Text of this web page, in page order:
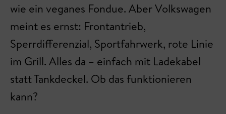
wie ein veganes Fondue. Aber Volkswagen
meint es ernst: Frontantrieb,
Sperrdifferenzial, Sportfahrwerk, rote Linie
im Grill. Alles da – einfach mit Ladekabel
statt Tankdeckel. Ob das funktionieren
kann?